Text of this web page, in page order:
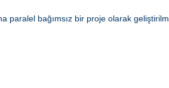
paralel bağımsız bir proje olarak